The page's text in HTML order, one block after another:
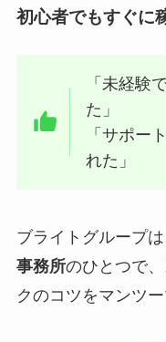
初心者でもすぐに
「未経験
た」
「サポー
れた」
ブライトグループは
事務所のひとつで
クのコツをマンツ